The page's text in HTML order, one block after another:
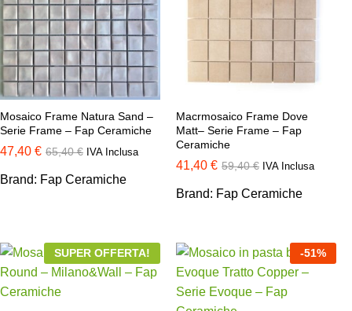
Mosaico Frame Natura Sand –
Serie Frame – Fap Ceramiche
47,40 € 65,40€ IVA Inclusa
Brand: Fap Ceramiche
Macrmosaico Frame Dove
Matt– Serie Frame – Fap
Ceramiche
41,40 € 59,40€ IVA Inclusa
Brand: Fap Ceramiche
SUPER OFFERTA! -51%